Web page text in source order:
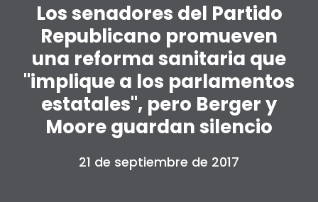
Los senadores del Partido
Republicano promueven
una reforma sanitaria que
"implique a los parlamentos
estatales", pero Berger y
Moore guardan silencio
21 de septiembre de 2017